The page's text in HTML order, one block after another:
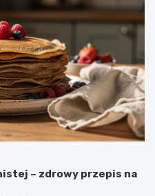
– zdrowy przepis na